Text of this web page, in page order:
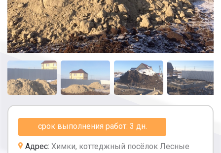
срок выполнения работ: 3 дн.
Адрес: Химки, коттеджный посёлок Лесные